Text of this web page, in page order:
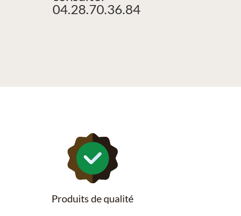
04.28.70.36.84
Produits de qualité